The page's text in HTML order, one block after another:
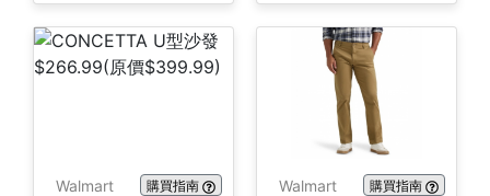
Walmart 購買指南 Walmart 購買指南